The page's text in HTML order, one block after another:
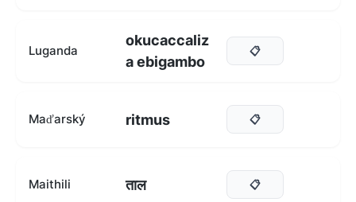
Luganda
okucaccaliz
a ebigambo
📋
Maďarský ritmus 📋
Maithili ताल 📋